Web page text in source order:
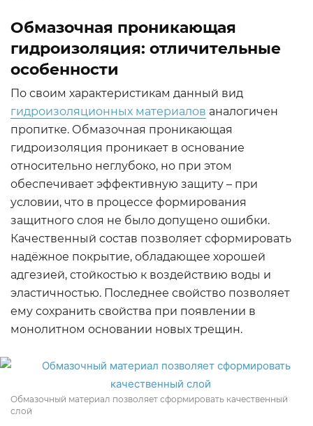
Обмазочная проникающая
гидроизоляция: отличительные
особенности
По своим характеристикам данный вид
гидроизоляционных материалов аналогичен
пропитке. Обмазочная проникающая
гидроизоляция проникает в основание
относительно неглубоко, но при этом
обеспечивает эффективную защиту – при
условии, что в процессе формирования
защитного слоя не было допущено ошибки.
Качественный состав позволяет сформировать
надёжное покрытие, обладающее хорошей
адгезией, стойкостью к воздействию воды и
эластичностью. Последнее свойство позволяет
ему сохранить свойства при появлении в
монолитном основании новых трещин.
Обмазочный материал позволяет сформировать качественный
слой